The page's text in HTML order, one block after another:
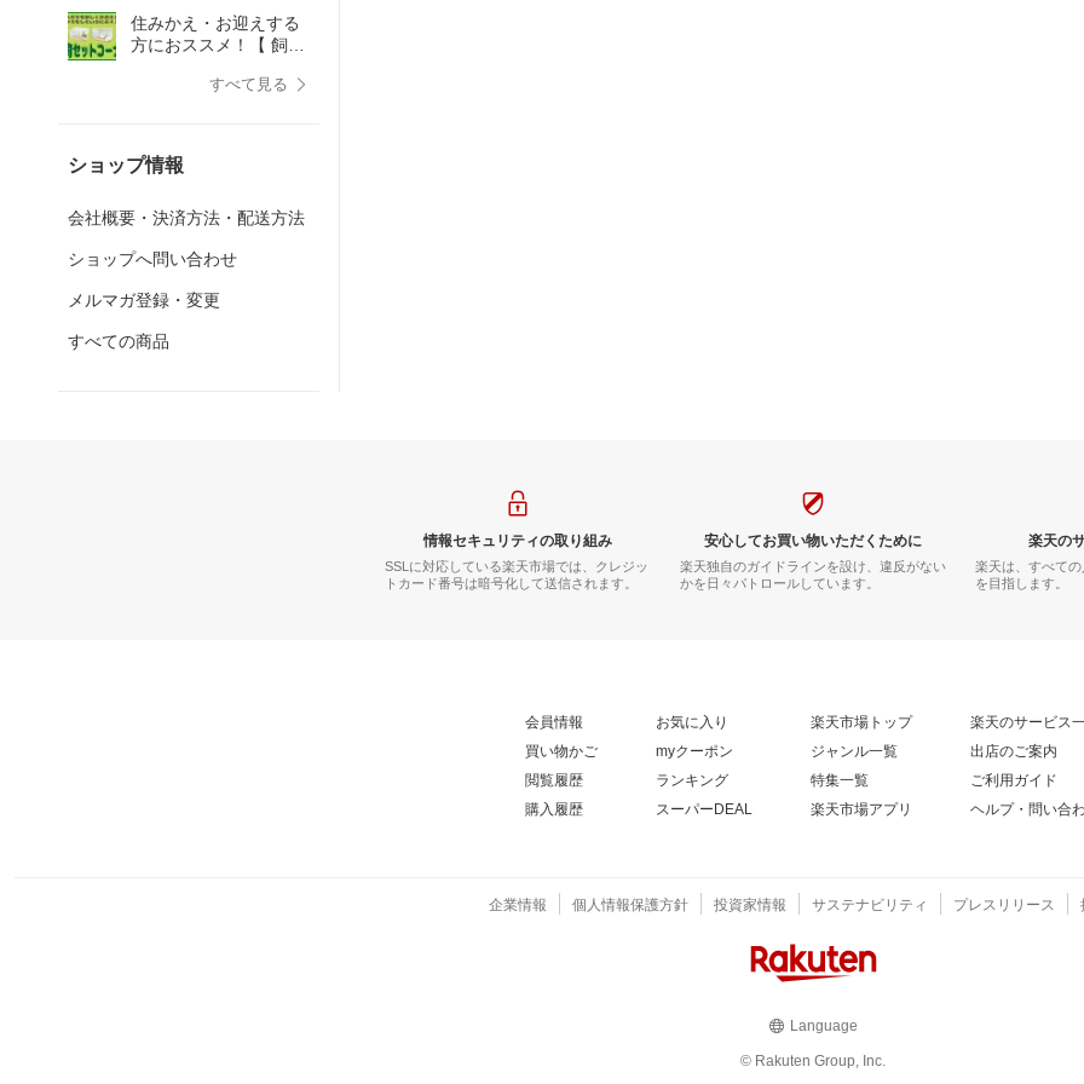
住みかえ・お迎えする
方におススメ！【 飼育
すべて見る
ショップ情報
会社概要・決済方法・配送方法
ショップへ問い合わせ
メルマガ登録・変更
すべての商品
情報セキュリティの取り組み
SSLに対応している楽天市場では、クレジッ
トカード番号は暗号化して送信されます。
安心してお買い物いただくために
楽天独自のガイドラインを設け、違反がない
かを日々パトロールしています。
楽天の
楽天は、すべて
を目指します。
会員情報
買い物かご
閲覧履歴
購入履歴
お気に入り
myクーポン
ランキング
スーパーDEAL
楽天市場トップ
ジャンル一覧
特集一覧
楽天市場アプリ
楽天のサービス
出店のご案内
ご利用ガイド
ヘルプ・問い合
企業情報 個人情報保護方針 投資家情報 サステナビリティ プレスリリース
Language
© Rakuten Group, Inc.